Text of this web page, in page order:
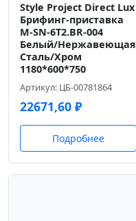
Style Project Direct Lux
Брифинг-приставка
M-SN-6T2.BR-004
Белый/Нержавеющая
Сталь/Хром
1180*600*750
Артикул: ЦБ-00781864
22671,60 ₽
Подробнее